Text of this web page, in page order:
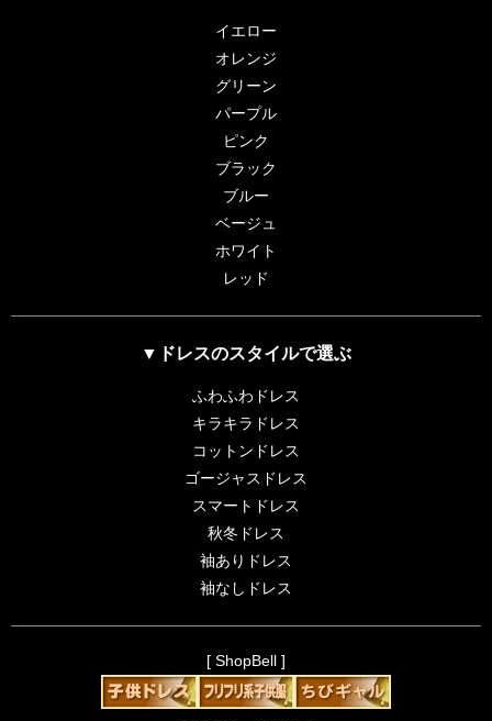
イエロー
オレンジ
グリーン
パープル
ピンク
ブラック
ブルー
ベージュ
ホワイト
レッド
▼ドレスのスタイルで選ぶ
ふわふわドレス
キラキラドレス
コットンドレス
ゴージャスドレス
スマートドレス
秋冬ドレス
袖ありドレス
袖なしドレス
[ ShopBell ]